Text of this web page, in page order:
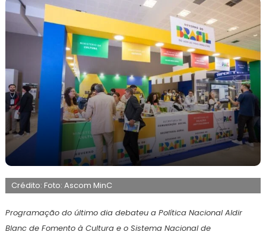
maio
2026
Crédito: Foto: Ascom MinC
Programação do último dia debateu a Política Nacional Aldir
Blanc de Fomento à Cultura e o Sistema Nacional de